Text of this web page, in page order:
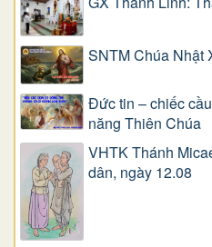
SNTM Chúa Nhật
Đức tin – chiếc
năng Thiên Chúa
VHTK Thánh
dân, ngày 12.08